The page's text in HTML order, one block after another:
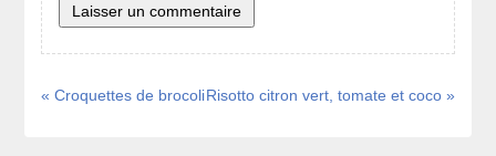
« Croquettes de brocoliRisotto citron vert, tomate et coco »